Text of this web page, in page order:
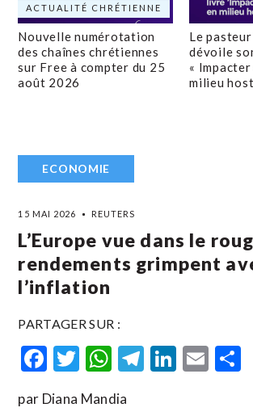
ACTUALITÉ CHRÉTIENNE
Nouvelle numérotation
des chaînes chrétiennes
sur Free à compter du 25
août 2026
Le
dévoile
«
milieu
ECONOMIE
15 MAI 2026 REUTERS
L’Europe vue dans le
rendements grimpent
l’inflation
PARTAGER SUR :
Facebook
Twitter
WhatsApp
Telegram
par Diana Mandia